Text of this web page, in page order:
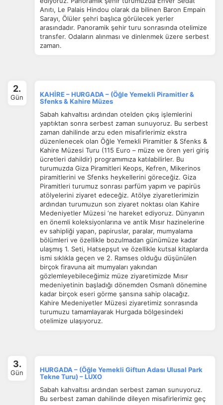
Anıtı, Le Palais Hindou olarak da bilinen Baron Empain
Sarayı, Ölüler şehri başlıca görülecek yerler
arasındadır. Panoramik şehir turu sonrasında otelimize
transfer. Odaların alınması ve dinlenmek üzere serbest
zaman.
2.
Gün
KAHİRE – HURGADA – (Öğle Yemekli Piramitler &
Sfenks & Kahire Müzes
Sabah kahvaltısı ardından otelden çıkış işlemlerini
yaptıktan sonra serbest zaman sunuyoruz. Bu serbest
zaman dahilinde arzu eden misafirlerimiz ekstra
düzenlenecek olan Öğle Yemekli Piramitler & Sfenks &
Kahire Müzesi Turu (115 Euro – müze ve ören yeri giriş
ücretleri dahildir) programımıza katılabilirler. Bu
turumuzda Giza Piramitleri Keops, Kefren, Mikerinos
piramitlerini ve Sfenks heykellerini göreceğiz. Giza
Piramitleri turumuz sonrası parfüm yapım ve papirüs
atölyelerini ziyaret edeceğiz. Atölye ziyaretlerimizin
ardından turumuzun son ziyaret noktası olan Kahire
Medeniyetler Müzesi ‘ne hareket ediyoruz. Dünyanın
en önemli koleksiyonlarına ve antik Mısır hazinelerine
ev sahipliği yapan, papiruslar, paralar, mumyalama
bölümleri ve özellikle bozulmadan günümüze kadar
ulaşmış 1. Seti, Hatsepşut ve özellikle kutsal kitaplarda
ismi sıklıkla geçen ve 2. Ramses olduğu düşünülen
birçok firavuna ait mumyaları yakından
gözlemleyebileceğimiz müze ziyaretimizde Mısır
medeniyetinin başladığı dönemden Osmanlı dönemine
kadar birçok eseri görme şansına sahip olacağız.
Kahire Medeniyetler Müzesi ziyaretimiz sonrasında
turumuzu tamamlayarak Hurgada bölgesindeki
otelimize ulaşıyoruz.
3.
Gün
HURGADA – (Öğle Yemekli Giftun Adası Ulusal Park
Tekne Turu) – LUXO
Sabah kahvaltısı ardından serbest zaman sunuyoruz.
Bu serbest zaman dahilinde dileyen misafirlerimiz geç